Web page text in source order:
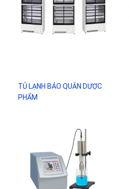
TỦ LẠNH BẢO QUẢN DƯỢC
PHẨM